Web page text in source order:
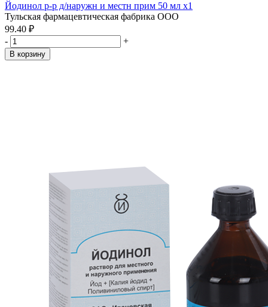
Йодинол р-р д/наружн и местн прим 50 мл x1
Тульская фармацевтическая фабрика ООО
99.40 ₽
-
+
В корзину